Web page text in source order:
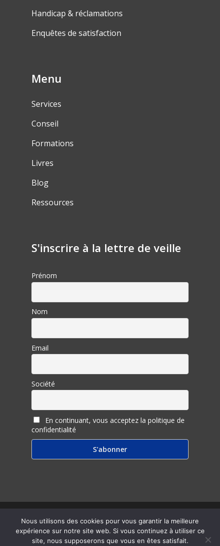
Handicap & réclamations
Enquêtes de satisfaction
Menu
Services
Conseil
Formations
Livres
Blog
Ressources
S'inscrire à la lettre de veille
Prénom
Nom
Email
Société
En continuant, vous acceptez la politique de
confidentialité
© 2026 Inter Ligere.
twitterfacebook
linkedinyoutubeRSS email
Nous utilisons des cookies pour vous garantir la meilleure
expérience sur notre site web. Si vous continuez à utiliser ce
site, nous supposerons que vous en êtes satisfait.